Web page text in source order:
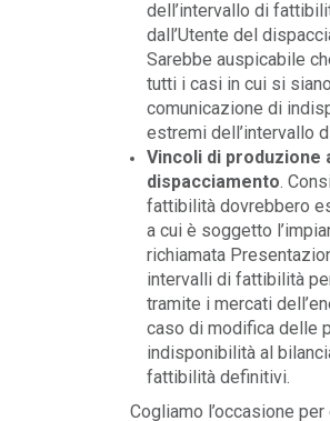
dell’intervallo di
dall’Utente del
Sarebbe auspicabile
tutti i casi in cui si
comunicazione di
estremi dell’intervallo
Vincoli di produzione
dispacciamento.
fattibilità dovrebbero
a cui è soggetto
richiamata
intervalli di fattibilità
tramite i mercati
caso di modifica delle
indisponibilità al
fattibilità definitivi.
Cogliamo l’occasione
FILO DIRETTO
GSE: nuova
richieste sui
LEGGI DI PIÙ